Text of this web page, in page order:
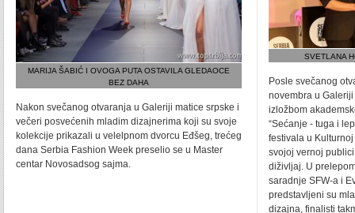
MARIJA ŠABIĆ I OVOGA PUTA OSTAVILA GLEDAOCE
BEZ DAHA
Nakon svečanog otvaranja u Galeriji matice srpske i
večeri posvećenih mladim dizajnerima koji su svoje
kolekcije prikazali u velelpnom dvorcu Eđšeg, trećeg
dana Serbia Fashion Week preselio se u Master
centar Novosadsog sajma.
SVETLANA
Posle svečanog
novembra u
izložbom
“Sećanje - tuga i
festivala u
svojoj vernoj
diživljaj. U
saradnje SFW-a i
predstavljeni su
dizajna, finalisti